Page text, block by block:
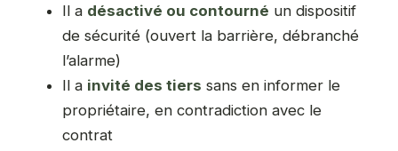
Il a désactivé ou contourné un dispositif
de sécurité (ouvert la barrière, débranché
l’alarme)
Il a invité des tiers sans en informer le
propriétaire, en contradiction avec le
contrat